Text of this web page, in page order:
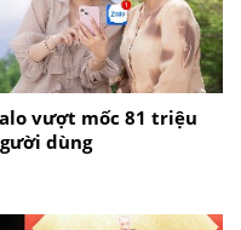
vượt mốc 81 triệu
dùng